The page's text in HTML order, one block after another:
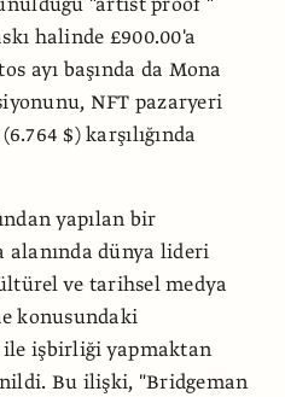
halinde £900.00'a
ayı başında da Mona
NFT pazaryeri
$) karşılığında
yapılan bir
alanında dünya lideri
ve tarihsel medya
konusundaki
ile işbirliği yapmaktan
Bu ilişki, "Bridgeman